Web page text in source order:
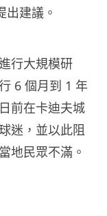
建議。
行大規模研
6 個月到 1 年
前在卡迪夫城
迷，並以此阻
地民眾不滿。